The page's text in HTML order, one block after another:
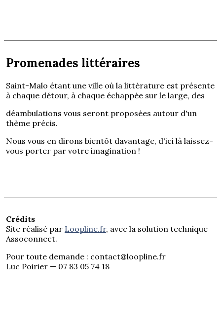
Promenades littéraires
Saint-Malo étant une ville où la littérature est présente
à chaque détour, à chaque échappée sur le large, des
déambulations vous seront proposées autour d'un
thème précis.
Nous vous en dirons bientôt davantage, d'ici là laissez-
vous porter par votre imagination !
Crédits
Site réalisé par Loopline.fr, avec la solution technique
Assoconnect.
Pour toute demande : contact@loopline.fr
Luc Poirier — 07 83 05 74 18